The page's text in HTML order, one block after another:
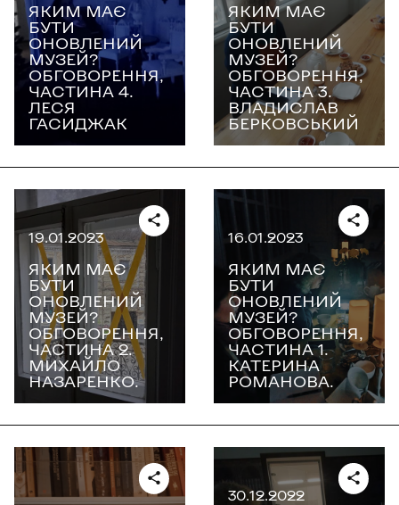
ЯКИМ МАЄ
БУТИ
ОНОВЛЕНИЙ
МУЗЕЙ?
ОБГОВОРЕННЯ,
ЧАСТИНА 4.
ЛЕСЯ
ГАСИДЖАК
ЯКИМ МАЄ
БУТИ
ОНОВЛЕНИЙ
МУЗЕЙ?
ОБГОВОРЕННЯ,
ЧАСТИНА 3.
ВЛАДИСЛАВ
БЕРКОВСЬКИЙ
19.01.2023
ЯКИМ МАЄ
БУТИ
ОНОВЛЕНИЙ
МУЗЕЙ?
ОБГОВОРЕННЯ,
ЧАСТИНА 2.
МИХАЙЛО
НАЗАРЕНКО.
16.01.2023
ЯКИМ МАЄ
БУТИ
ОНОВЛЕНИЙ
МУЗЕЙ?
ОБГОВОРЕННЯ,
ЧАСТИНА 1.
КАТЕРИНА
РОМАНОВА.
30.12.2022